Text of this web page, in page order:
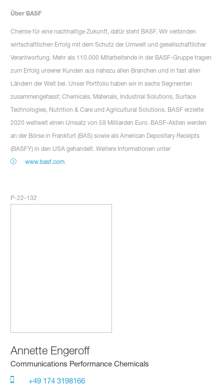
Über BASF
Chemie für eine nachhaltige Zukunft, dafür steht BASF. Wir verbinden
wirtschaftlichen Erfolg mit dem Schutz der Umwelt und gesellschaftlicher
Verantwortung. Mehr als 110.000 Mitarbeitende in der BASF-Gruppe tragen
zum Erfolg unserer Kunden aus nahezu allen Branchen und in fast allen
Ländern der Welt bei. Unser Portfolio haben wir in sechs Segmenten
zusammengefasst: Chemicals, Materials, Industrial Solutions, Surface
Technologies, Nutrition & Care und Agricultural Solutions. BASF erzielte
2020 weltweit einen Umsatz von 59 Milliarden Euro. BASF-Aktien werden
an der Börse in Frankfurt (BAS) sowie als American Depositary Receipts
(BASFY) in den USA gehandelt. Weitere Informationen unter
www.basf.com.
P-22-132
Annette Engeroff
Communications Performance Chemicals
+49 174 3198166